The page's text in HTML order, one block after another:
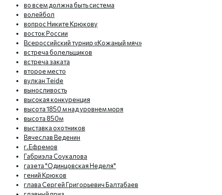
во всем должна быть система
волейбол
вопрос Никите Крюкову
восток России
Всероссийский турнир «Кожаный мяч»
встреча болельщиков
встреча заката
второе место
вулкан Teide
выносливость
высокая конкуренция
высота 1850 м над уровнем моря
высота 850м
выставка охотников
Вячеслав Веденин
г.Ефремов
Габриэла Соукалова
газета "Одинцовская Неделя"
гений Крюков
глава Сергей Григорьевич Балтабаев